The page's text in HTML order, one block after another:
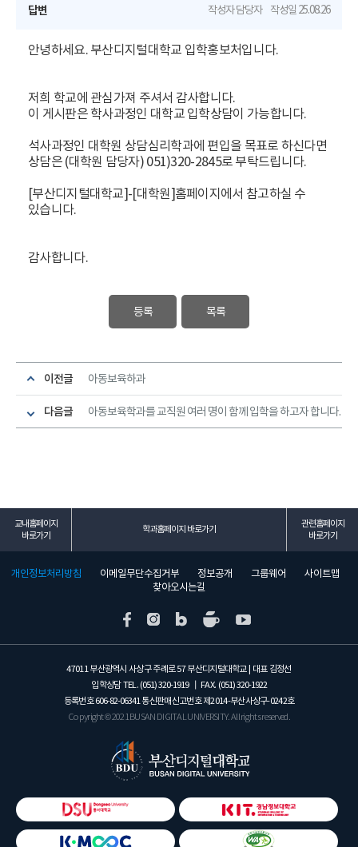
답변 작성자담당자 작성일 25.08.26
안녕하세요. 부산디지털대학교 입학홍보처입니다.
저희 학교에 관심가져 주셔서 감사합니다.
이 게시판은 학사과정인 대학교 입학상담이 가능합니다.
석사과정인 대학원 상담심리학과에 편입을 목표로 하신다면
상담은 (대학원 담당자) 051)320-2845로 부탁드립니다.
[부산디지털대학교]-[대학원]홈페이지에서 참고하실 수
있습니다.
감사합니다.
등록 목록
이전글 아동보육하과
다음글 아동보육학과를 교직원 여러 명이 함께 입학을 하고자 합니다.
교내홈페이지
바로가기
학과홈페이지 바로가기
관련홈페이지
바로가기
개인정보처리방침 이메일무단수집거부 정보공개 그룹웨어
사이트맵
찾아오시는길
47011 부산광역시 사상구 주례로 57 부산디지털대학교 | 대표 김정선
입학상담 TEL. (051) 320-1919┃ FAX. (051) 320-1922
등록번호606-82-06341통신판매신고번호 제2014-부산사상구-0242호
Copyright © 2021 BUSAN DIGITAL UNIVERSITY. All rights reserved.